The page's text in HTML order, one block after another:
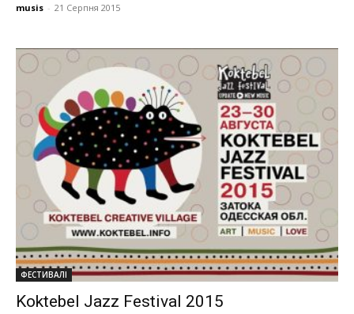
musis - 21 Серпня 2015
ФЕСТИВАЛІ
Koktebel Jazz Festival 2015